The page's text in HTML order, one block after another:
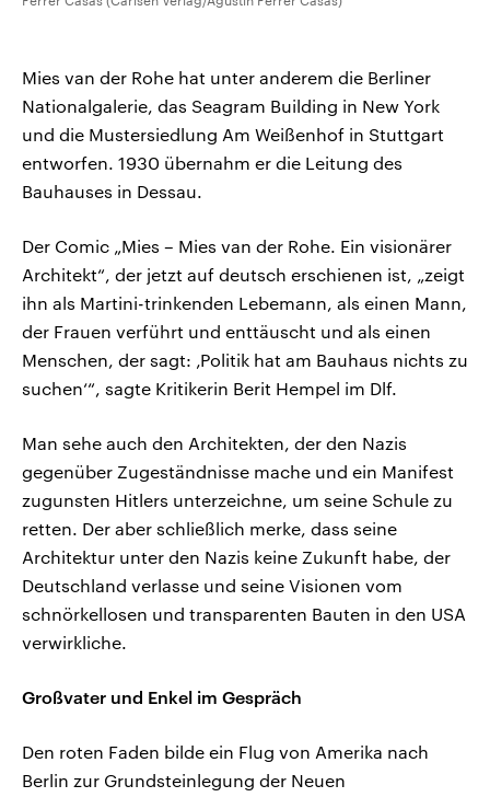
Mies van der Rohe hat unter anderem die Berliner
Nationalgalerie, das Seagram Building in New York
und die Mustersiedlung Am Weißenhof in Stuttgart
entworfen. 1930 übernahm er die Leitung des
Bauhauses in Dessau.
Der Comic „Mies – Mies van der Rohe. Ein visionärer
Architekt“, der jetzt auf deutsch erschienen ist, „zeigt
ihn als Martini-trinkenden Lebemann, als einen Mann,
der Frauen verführt und enttäuscht und als einen
Menschen, der sagt: ‚Politik hat am Bauhaus nichts zu
suchen‘“, sagte Kritikerin Berit Hempel im Dlf.
Man sehe auch den Architekten, der den Nazis
gegenüber Zugeständnisse mache und ein Manifest
zugunsten Hitlers unterzeichne, um seine Schule zu
retten. Der aber schließlich merke, dass seine
Architektur unter den Nazis keine Zukunft habe, der
Deutschland verlasse und seine Visionen vom
schnörkellosen und transparenten Bauten in den USA
verwirkliche.
Großvater und Enkel im Gespräch
Den roten Faden bilde ein Flug von Amerika nach
Berlin zur Grundsteinlegung der Neuen